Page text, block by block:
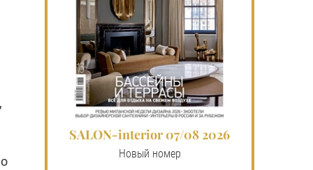
SALON-interior 07/08 2026
Новый номер